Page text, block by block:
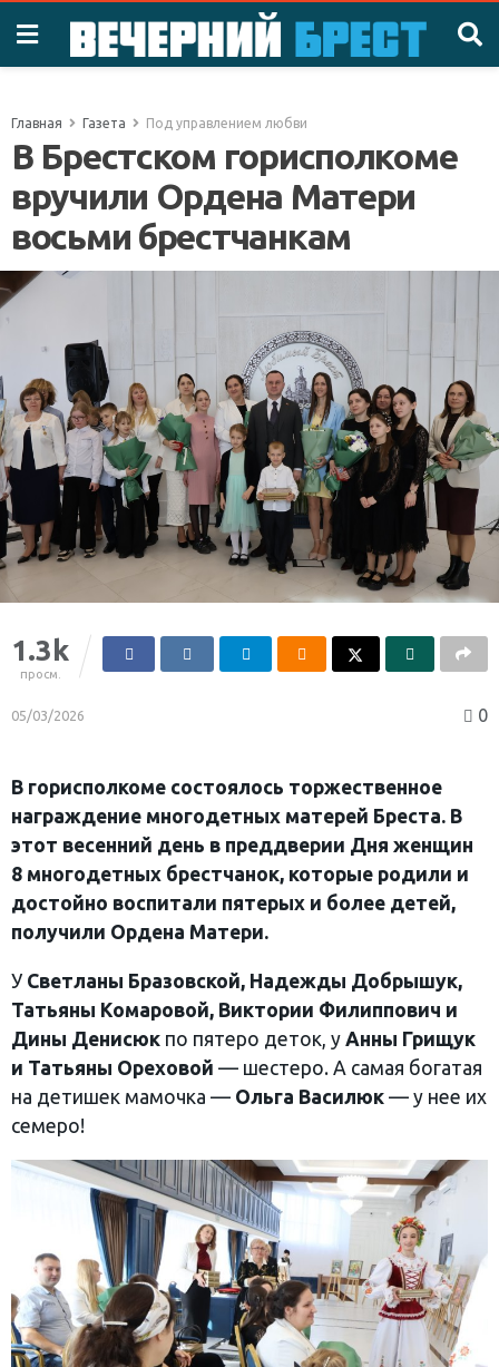
Главная Газета Под управлением любви
В Брестском горисполкоме
вручили Ордена Матери
восьми брестчанкам
1.3k
просм.
05/03/2026 0
В горисполкоме состоялось торжественное
награждение многодетных матерей Бреста. В
этот весенний день в преддверии Дня женщин
8 многодетных брестчанок, которые родили и
достойно воспитали пятерых и более детей,
получили Ордена Матери.
У Светланы Бразовской, Надежды Добрышук,
Татьяны Комаровой, Виктории Филиппович и
Дины Денисюк по пятеро деток, у Анны Грищук
и Татьяны Ореховой — шестеро. А самая богатая
на детишек мамочка — Ольга Василюк — у нее их
семеро!